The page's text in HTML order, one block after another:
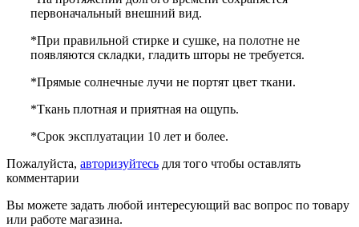
первоначальный внешний вид.
*При правильной стирке и сушке, на полотне не
появляются складки, гладить шторы не требуется.
*Прямые солнечные лучи не портят цвет ткани.
*Ткань плотная и приятная на ощупь.
*Срок эксплуатации 10 лет и более.
Пожалуйста, авторизуйтесь для того чтобы оставлять
комментарии
Вы можете задать любой интересующий вас вопрос по товару
или работе магазина.